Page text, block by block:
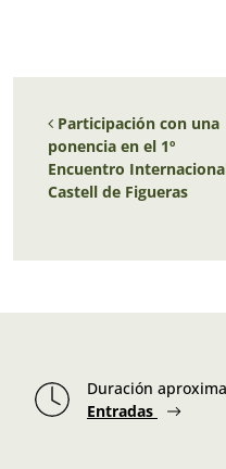
Navegación
Participación con una
ponencia en el 1º
Encuentro
Castell de Figueras
Duración
Entradas